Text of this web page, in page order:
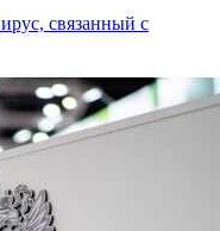
связанный с